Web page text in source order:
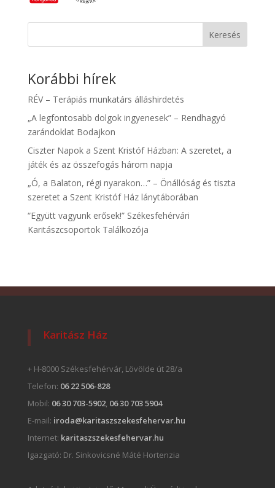
Keresés
Korábbi hírek
RÉV – Terápiás munkatárs álláshirdetés
„A legfontosabb dolgok ingyenesek” – Rendhagyó
zarándoklat Bodajkon
Ciszter Napok a Szent Kristóf Házban: A szeretet, a
játék és az összefogás három napja
„Ó, a Balaton, régi nyarakon…” – Önállóság és tiszta
szeretet a Szent Kristóf Ház lánytáborában
“Együtt vagyunk erősek!” Székesfehérvári
Karitászcsoportok Találkozója
Karitász Ház
+ H-8000 Székesfehérvár, Lövölde út 28/a
Telefon: 06 22 506-828
Mobil: 06 30 703-5902, 06 30 703 5904
E-mail: iroda@karitaszszekesfehervar.hu
Internet: karitaszszekesfehervar.hu
Igazgató: Dr. Sinkovicsné Máté Hortenzia